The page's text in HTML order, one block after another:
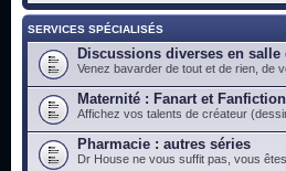
SERVICES SPÉCIALISÉS
Discussions diverses en salle
Venez bavarder de tout et de rien, de
Maternité : Fanart et Fanfiction
Affichez vos talents de créateur
Pharmacie : autres séries
Dr House ne vous suffit pas, vous